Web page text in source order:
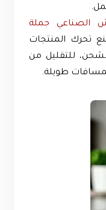
الصناعي جملة
تحرك المنتجات
للتقليل من
طويلة.